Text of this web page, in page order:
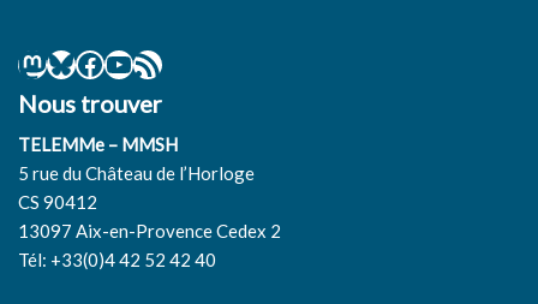
Nous trouver
TELEMMe – MMSH
5 rue du Château de l’Horloge
CS 90412
13097 Aix-en-Provence Cedex 2
Tél: +33(0)4 42 52 42 40